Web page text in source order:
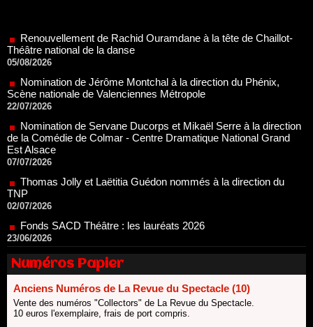
Nomination de Jérôme Montchal à la direction du Phénix,
Scène nationale de Valenciennes Métropole
Nomination de Servane Ducorps et Mikaël Serre à la direction
de la Comédie de Colmar - Centre Dramatique National Grand
07/07/2026
Thomas Jolly et Laëtitia Guédon nommés à la direction du
TNP
Fonds SACD Théâtre : les lauréats 2026
23/06/2026
Dispositif ARTCENA Écrire pour le cirque, les lauréats 2026 !
20/06/2026
Le palmarès des prix SACD 2026
18/06/2026
Les 10 lauréats du Fonds Grandes Formes Théâtre 2026
SACD
13/06/2026
Numéros Papier
Anciens Numéros de La Revue du Spectacle (10)
Vente des numéros "Collectors" de La Revue du Spectacle.
10 euros l'exemplaire, frais de port compris.